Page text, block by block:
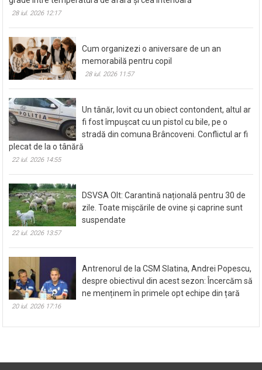
28 iul. 2026 12:17
Cum organizezi o aniversare de un an
memorabilă pentru copil
28 iul. 2026 11:57
Un tânăr, lovit cu un obiect contondent, altul ar
fi fost împușcat cu un pistol cu bile, pe o
stradă din comuna Brâncoveni. Conflictul ar fi
plecat de la o tânără
22 iul. 2026 14:55
DSVSA Olt: Carantină națională pentru 30 de
zile. Toate mișcările de ovine și caprine sunt
suspendate
22 iul. 2026 13:57
Antrenorul de la CSM Slatina, Andrei Popescu,
despre obiectivul din acest sezon: Încercăm să
ne menținem în primele opt echipe din țară
20 iul. 2026 17:16